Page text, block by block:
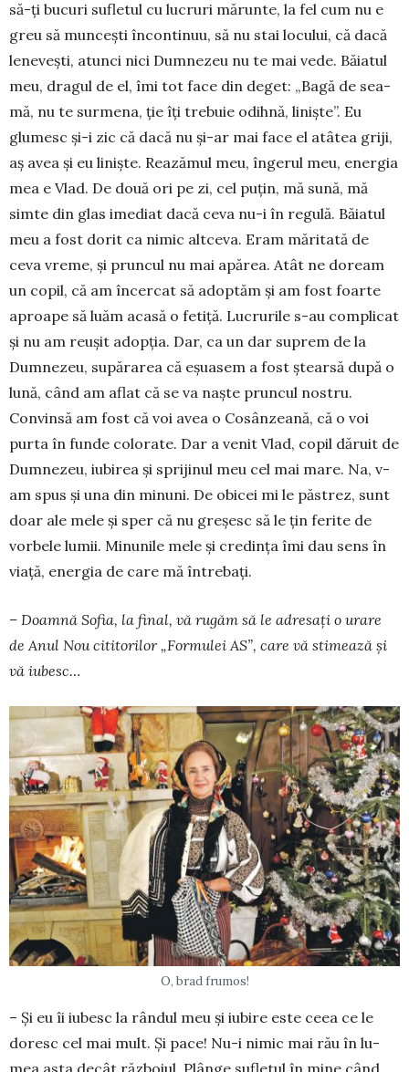
să-ţi bucuri sufletul cu lu­cruri mărunte, la fel cum nu e
greu să mun­ceşti în­continuu, să nu stai locului, că dacă
lene­veşti, atunci nici Dumne­zeu nu te mai vede. Băiatul
meu, dra­gul de el, îmi tot face din de­get: „Bagă de sea­
mă, nu te surmena, ţie îţi trebuie odih­nă, linişte”. Eu
glumesc şi-i zic că dacă nu şi-ar mai face el atâtea griji,
aş avea şi eu linişte. Reazămul meu, înge­rul meu, energia
mea e Vlad. De două ori pe zi, cel puţin, mă sună, mă
simte din glas ime­diat dacă ceva nu-i în re­gulă. Băiatul
meu a fost dorit ca nimic altceva. Eram mări­ta­tă de
ceva vreme, şi pruncul nu mai apărea. Atât ne doream
un copil, că am încercat să adoptăm şi am fost foarte
aproape să luăm acasă o fetiţă. Lu­cru­rile s-au complicat
şi nu am reuşit adopţia. Dar, ca un dar suprem de la
Dum­nezeu, supărarea că eşuasem a fost ştearsă după o
lună, când am aflat că se va naşte pruncul nos­tru.
Convinsă am fost că voi avea o Cosânzeană, că o voi
purta în funde colorate. Dar a venit Vlad, copil dăruit de
Dumne­zeu, iubirea şi sprijinul meu cel mai mare. Na, v-
am spus şi una din minuni. De obicei mi le păstrez, sunt
doar ale mele şi sper că nu greşesc să le ţin ferite de
vorbele lu­mii. Minunile mele şi credinţa îmi dau sens în
viaţă, energia de care mă întrebaţi.
– Doamnă Sofia, la final, vă rugăm să le adresaţi o ura­re
de Anul Nou cititorilor „Formulei AS”, care vă stimează și
vă iubesc…
O, brad frumos!
– Și eu îi iubesc la rândul meu şi iu­bire este ceea ce le
doresc cel mai mult. Și pace! Nu-i nimic mai rău în lu­
mea asta decât războiul. Plânge su­fletul în mine când